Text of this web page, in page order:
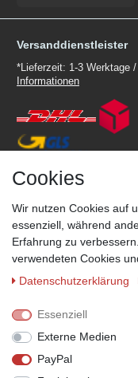
Versanddienstleister
*Lieferzeit: 1-3 Werktage
Informationen
Zahlungsmöglichkeiten
Wir behalten uns das
siehe Artikeldetails.
Cookies
Wir nutzen Cookies auf
essenziell, während
Erfahrung zu
verwendeten Cookies
Daten­schutz­erklärung
Essenziell
Externe Medien
PayPal